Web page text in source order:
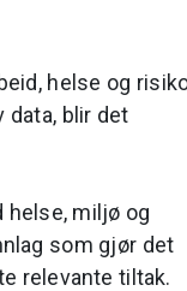
helse og
data, blir det
miljø og
som gjør det
relevante tiltak.